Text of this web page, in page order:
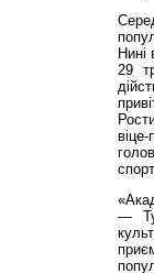
Нині
29
—